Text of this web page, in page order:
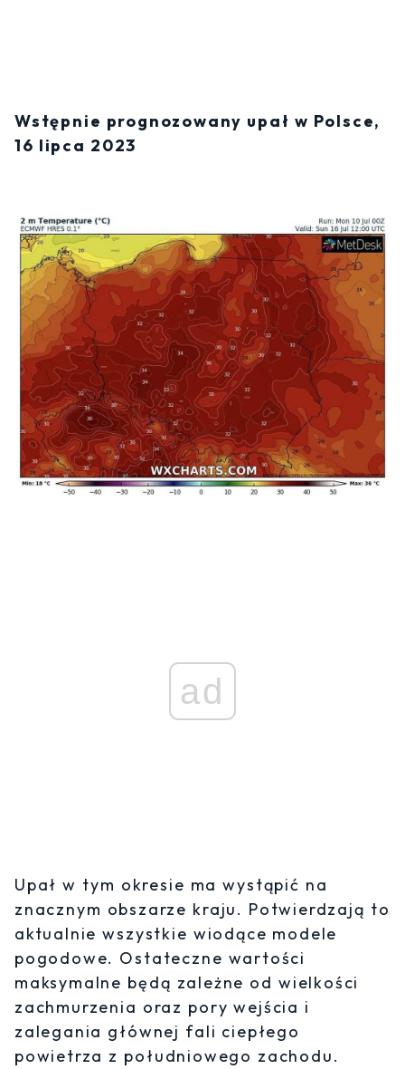
Wstępnie prognozowany upał w Polsce,
16 lipca 2023
ad
Upał w tym okresie ma wystąpić na
znacznym obszarze kraju. Potwierdzają to
aktualnie wszystkie wiodące modele
pogodowe. Ostateczne wartości
maksymalne będą zależne od wielkości
zachmurzenia oraz pory wejścia i
zalegania głównej fali ciepłego
powietrza z południowego zachodu.